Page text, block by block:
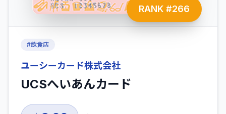
RANK #266
#飲食店
ユーシーカード株式会社
UCSへいあんカード